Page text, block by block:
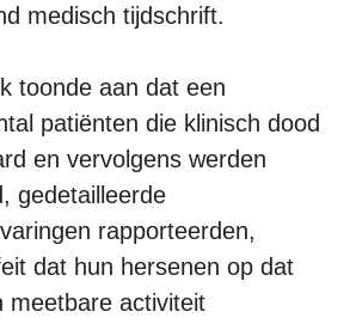
medisch tijdschrift.
toonde aan dat een
patiënten die klinisch dood
en vervolgens werden
gedetailleerde
rapporteerden,
dat hun hersenen op dat
meetbare activiteit